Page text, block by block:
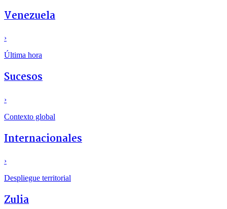
Venezuela
›
Última hora
Sucesos
›
Contexto global
Internacionales
›
Despliegue territorial
Zulia